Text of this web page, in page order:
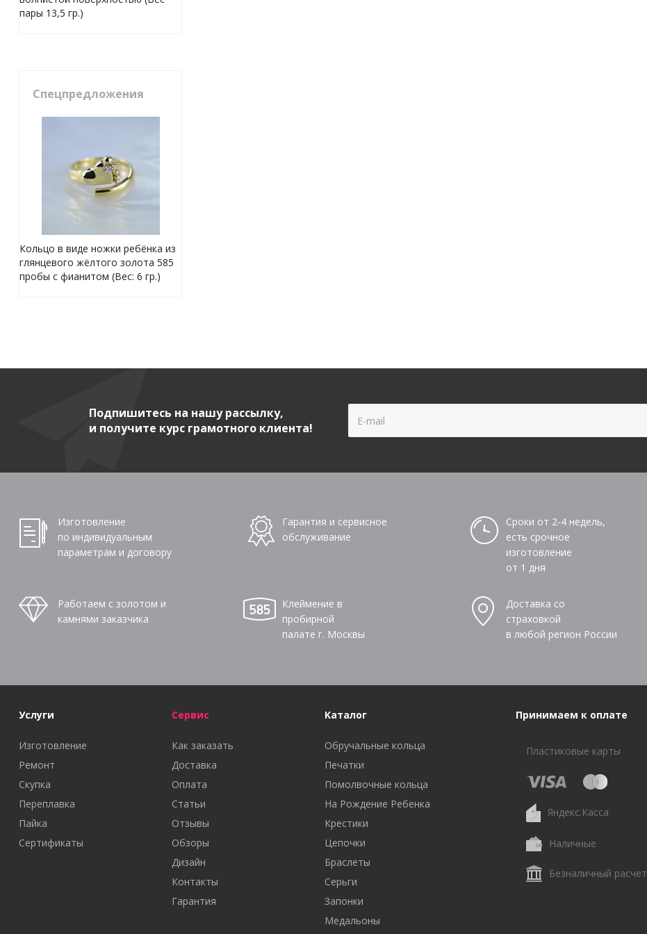
пары 13,5 гр.)
Спецпредложения
Кольцо в виде ножки ребёнка из
глянцевого жёлтого золота 585
пробы с фианитом (Вес: 6 гр.)
Подпишитесь на нашу рассылку,
и получите курс грамотного клиента!
Изготовление
по индивидуальным
параметрам и договору
Гарантия и сервисное
обслуживание
Сроки от 2-4 недель,
есть срочное
изготовление
от 1 дня
Работаем с золотом и
камнями заказчика
Клеймение в
пробирной
палате г. Москвы
Доставка со
страховкой
в любой регион России
Услуги
Изготовление
Ремонт
Скупка
Переплавка
Пайка
Сертификаты
Сервис
Как заказать
Доставка
Оплата
Статьи
Отзывы
Обзоры
Дизайн
Контакты
Гарантия
Каталог
Обручальные кольца
Печатки
Помолвочные кольца
На Рождение Ребенка
Крестики
Цепочки
Браслеты
Серьги
Запонки
Медальоны
Принимаем к оплате
Пластиковые карты
Яндекс.Касса
Наличные
Безналичный расчет